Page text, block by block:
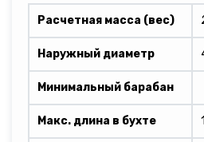
Расчетная масса (вес)
Наружный диаметр
Минимальный барабан
Макс. длина в бухте